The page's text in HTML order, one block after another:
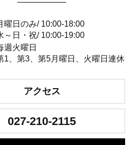
曜日のみ/ 10:00-18:00
～日・祝/ 10:00-19:00
週火曜日
1、第3、第5月曜日、火曜日連休
アクセス
027-210-2115